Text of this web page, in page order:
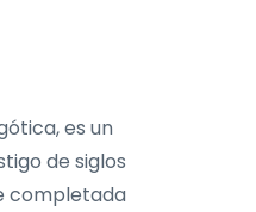
es un
de siglos
completada